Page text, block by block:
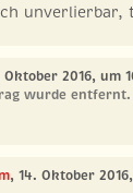
unverlierbar,
Oktober 2016, um
wurde entfernt.
, 14. Oktober